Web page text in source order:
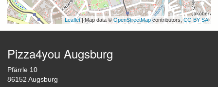
Leaflet| Map data © OpenStreetMapcontributors,CC-BY-SA
Pizza4you Augsburg
Pfärrle 10
86152 Augsburg